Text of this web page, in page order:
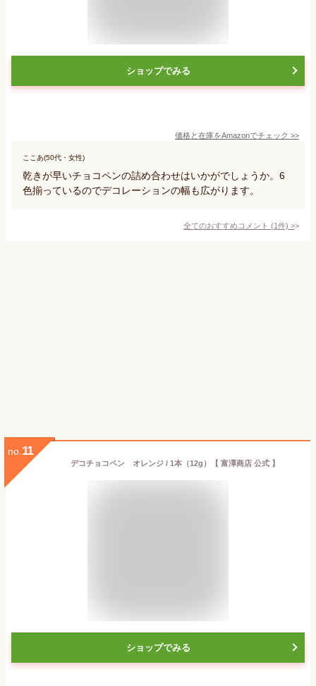
ショップでみる
価格と在庫をAmazonでチェック >>
ここあ(50代・女性)
乾きが早いチョコペンの詰め合わせはいかがでしょうか。6
色揃っているのでデコレーションの幅も広がります。
全てのおすすめコメント (1件) >
no. 11
デコチョコペン オレンジ / 1本（12g）【 富澤商店 公式 】
ショップでみる